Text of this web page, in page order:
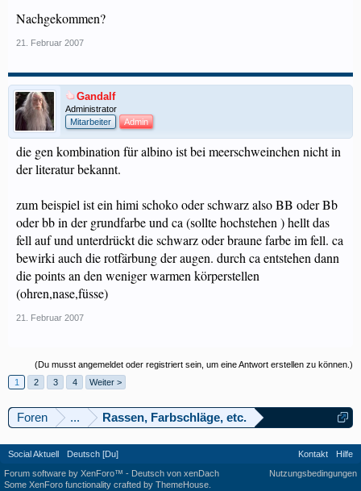
Nachgekommen?
21. Februar 2007
Gandalf
Administrator
Mitarbeiter
Admin
die gen kombination für albino ist bei meerschweinchen nicht in
der literatur bekannt.
zum beispiel ist ein himi schoko oder schwarz also BB oder Bb
oder bb in der grundfarbe und ca (sollte hochstehen ) hellt das
fell auf und unterdrückt die schwarz oder braune farbe im fell. ca
bewirki auch die rotfärbung der augen. durch ca entstehen dann
die points an den weniger warmen körperstellen
(ohren,nase,füsse)
21. Februar 2007
(Du musst angemeldet oder registriert sein, um eine Antwort erstellen zu können.)
1
2 3 4 Weiter >
Foren ... Rassen, Farbschläge, etc.
Social Aktuell Deutsch [Du] Kontakt
Hilfe
Nutzungsbedingungen
Forum software by XenForo™ - Deutsch von xenDach
Some XenForo functionality crafted by ThemeHouse